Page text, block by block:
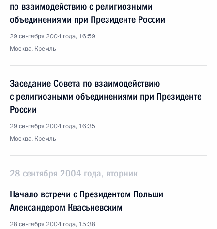
по взаимодействию с религиозными
объединениями при Президенте России
29 сентября 2004 года, 16:59
Москва, Кремль
Заседание Совета по взаимодействию
с религиозными объединениями при Президенте
России
29 сентября 2004 года, 16:35
Москва, Кремль
28 сентября 2004 года, вторник
Начало встречи с Президентом Польши
Александером Квасьневским
28 сентября 2004 года, 15:38